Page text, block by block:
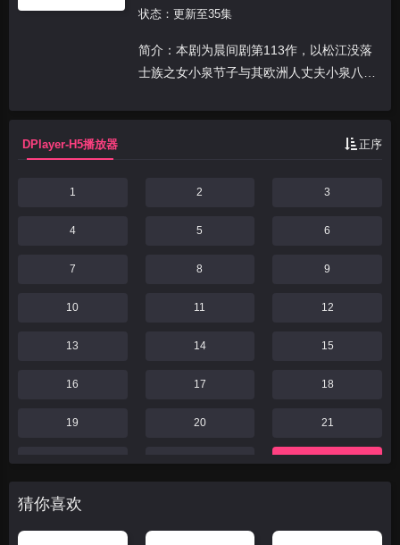
状态：更新至35集
简介：本剧为晨间剧第113作，以松江没落
士族之女小泉节子与其欧洲人丈夫小泉八云
热爱“怪谈”，因此以夫妇两人的名义讲述和
编写，为在明治时代急速西化的日本中被埋
DPlayer-H5播放器 正序
1 2 3
4 5 6
7 8 9
10 11 12
13 14 15
16 17 18
19 20 21
22 23 24
25
猜你喜欢